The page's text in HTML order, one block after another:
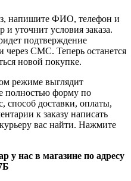
напишите ФИО, телефон и
уточнит условия заказа.
подтверждение
через СМС. Теперь останется
новой покупке.
режиме выглядит
полностью форму по
способ доставки, оплаты,
к заказу написать
вас найти. Нажмите
у нас в магазине по адресу